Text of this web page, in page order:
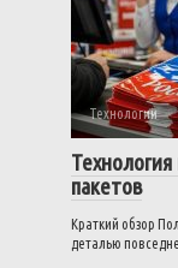
Технологии
пакетов
Краткий обзор
деталью